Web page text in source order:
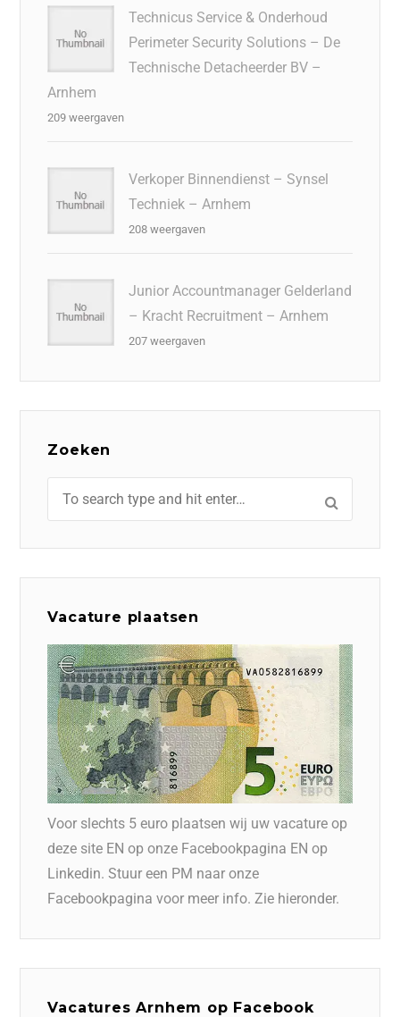
Technicus Service & Onderhoud
Perimeter Security Solutions – De
Technische Detacheerder BV –
Arnhem
209 weergaven
Verkoper Binnendienst – Synsel
Techniek – Arnhem
208 weergaven
Junior Accountmanager Gelderland
– Kracht Recruitment – Arnhem
207 weergaven
Zoeken
Vacature plaatsen
Voor slechts 5 euro plaatsen wij uw vacature op
deze site EN op onze Facebookpagina EN op
Linkedin. Stuur een PM naar onze
Facebookpagina voor meer info. Zie hieronder.
Vacatures Arnhem op Facebook